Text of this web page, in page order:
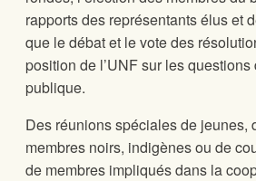
rapports des représentants élus et
que le débat et le vote des
position de l’UNF sur les
publique.
Des réunions spéciales de jeunes,
membres noirs, indigènes ou de
de membres impliqués dans la